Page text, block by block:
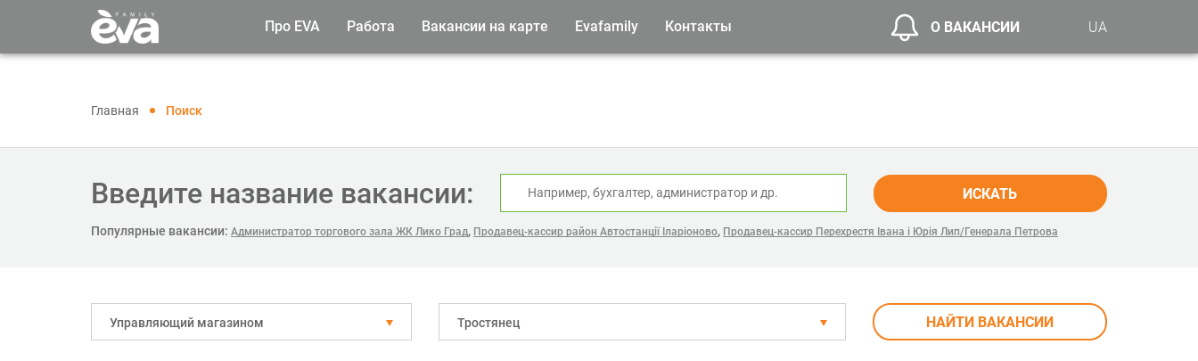
Про EVA Работа Вакансии на карте Evafamily Контакты О ВАКАНСИИ UA
Главная Поиск
Введите название вакансии: ИСКАТЬ
Популярные вакансии: Администратор торгового зала ЖК Лико Град, Продавец-кассир район Автостанції Іларіоново, Продавец-кассир Перехрестя Івана і Юрія Лип/Генерала Петрова
Управляющий магазином Тростянец НАЙТИ ВАКАНСИИ